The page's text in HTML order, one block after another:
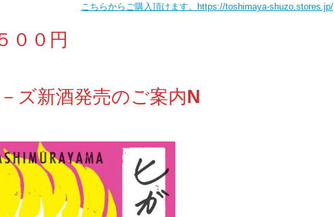
こちらからご購入頂けます。https://toshimaya-shuzo.stores.jp/
００円
ズ新酒発売のご案内N